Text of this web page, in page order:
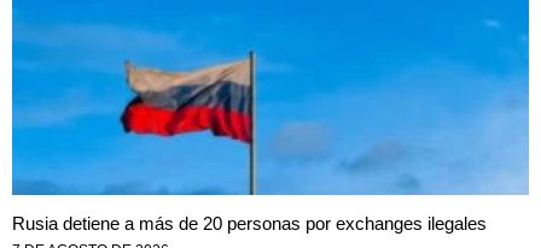
Rusia detiene a más de 20 personas por exchanges ilegales